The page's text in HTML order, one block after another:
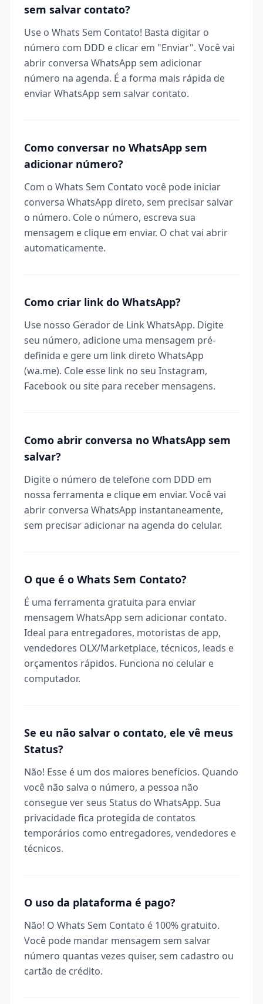
sem salvar contato?
Use o Whats Sem Contato! Basta digitar o
número com DDD e clicar em "Enviar". Você vai
abrir conversa WhatsApp sem adicionar
número na agenda. É a forma mais rápida de
enviar WhatsApp sem salvar contato.
Como conversar no WhatsApp sem
adicionar número?
Com o Whats Sem Contato você pode iniciar
conversa WhatsApp direto, sem precisar salvar
o número. Cole o número, escreva sua
mensagem e clique em enviar. O chat vai abrir
automaticamente.
Como criar link do WhatsApp?
Use nosso Gerador de Link WhatsApp. Digite
seu número, adicione uma mensagem pré-
definida e gere um link direto WhatsApp
(wa.me). Cole esse link no seu Instagram,
Facebook ou site para receber mensagens.
Como abrir conversa no WhatsApp sem
salvar?
Digite o número de telefone com DDD em
nossa ferramenta e clique em enviar. Você vai
abrir conversa WhatsApp instantaneamente,
sem precisar adicionar na agenda do celular.
O que é o Whats Sem Contato?
É uma ferramenta gratuita para enviar
mensagem WhatsApp sem adicionar contato.
Ideal para entregadores, motoristas de app,
vendedores OLX/Marketplace, técnicos, leads e
orçamentos rápidos. Funciona no celular e
computador.
Se eu não salvar o contato, ele vê meus
Status?
Não! Esse é um dos maiores benefícios. Quando
você não salva o número, a pessoa não
consegue ver seus Status do WhatsApp. Sua
privacidade fica protegida de contatos
temporários como entregadores, vendedores e
técnicos.
O uso da plataforma é pago?
Não! O Whats Sem Contato é 100% gratuito.
Você pode mandar mensagem sem salvar
número quantas vezes quiser, sem cadastro ou
cartão de crédito.